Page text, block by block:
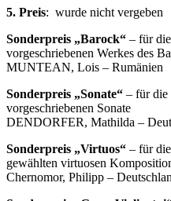
5. Preis: wurde nicht vergeben
Sonderpreis „Barock“ – für
vorgeschriebenen Werkes des
MUNTEAN, Lois – Rumänien
Sonderpreis „Sonate“ – für die
vorgeschriebenen Sonate
DENDORFER, Mathilda –
Sonderpreis „Virtuos“ – für
gewählten virtuosen
Chernomor, Philipp –